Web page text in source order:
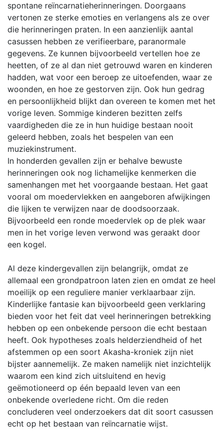
spontane reïncarnatieherinneringen. Doorgaans
vertonen ze sterke emoties en verlangens als ze over
die herinneringen praten. In een aanzienlijk aantal
casussen hebben ze verifieerbare, paranormale
gegevens. Ze kunnen bijvoorbeeld vertellen hoe ze
heetten, of ze al dan niet getrouwd waren en kinderen
hadden, wat voor een beroep ze uitoefenden, waar ze
woonden, en hoe ze gestorven zijn. Ook hun gedrag
en persoonlijkheid blijkt dan overeen te komen met het
vorige leven. Sommige kinderen bezitten zelfs
vaardigheden die ze in hun huidige bestaan nooit
geleerd hebben, zoals het bespelen van een
muziekinstrument.
In honderden gevallen zijn er behalve bewuste
herinneringen ook nog lichamelijke kenmerken die
samenhangen met het voorgaande bestaan. Het gaat
vooral om moedervlekken en aangeboren afwijkingen
die lijken te verwijzen naar de doodsoorzaak.
Bijvoorbeeld een ronde moedervlek op de plek waar
men in het vorige leven verwond was geraakt door
een kogel.
Al deze kindergevallen zijn belangrijk, omdat ze
allemaal een grondpatroon laten zien en omdat ze heel
moeilijk op een reguliere manier verklaarbaar zijn.
Kinderlijke fantasie kan bijvoorbeeld geen verklaring
bieden voor het feit dat veel herinneringen betrekking
hebben op een onbekende persoon die echt bestaan
heeft. Ook hypotheses zoals helderziendheid of het
afstemmen op een soort Akasha-kroniek zijn niet
bijster aannemelijk. Ze maken namelijk niet inzichtelijk
waarom een kind zich uitsluitend en hevig
geëmotioneerd op één bepaald leven van een
onbekende overledene richt. Om die reden
concluderen veel onderzoekers dat dit soort casussen
echt op het bestaan van reïncarnatie wijst.